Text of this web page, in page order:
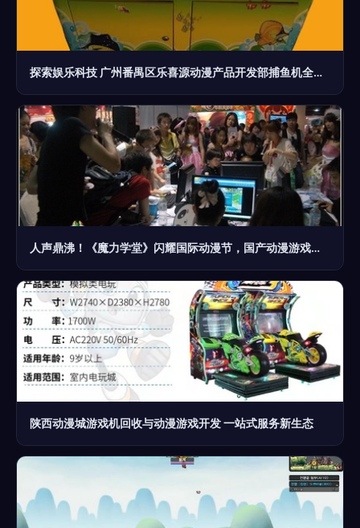
探索娱乐科技 广州番禺区乐喜源动漫产品开发部捕鱼机全解析
人声鼎沸！《魔力学堂》闪耀国际动漫节，国产动漫游戏开发引热潮
陕西动漫城游戏机回收与动漫游戏开发 一站式服务新生态